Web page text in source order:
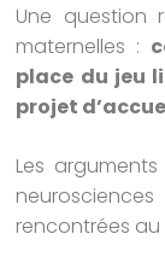
Une question
maternelles :
place du jeu
projet
Les
rencontrées